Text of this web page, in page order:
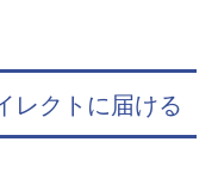
レクトに届ける